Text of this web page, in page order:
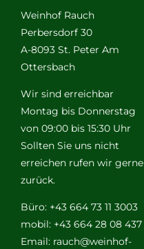
Weinhof Rauch
Perbersdorf 30
A-8093 St. Peter Am
Ottersbach
Wir sind erreichbar
Montag bis Donnerstag
von 09:00 bis 15:30 Uhr
Sollten Sie uns nicht
erreichen rufen wir gerne
zurück.
Büro: +43 664 73 11 3003
mobil: +43 664 28 08 437
Email: rauch@weinhof-